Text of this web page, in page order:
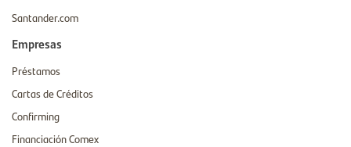
Santander.com
Empresas
Préstamos
Cartas de Créditos
Confirming
Financiación Comex